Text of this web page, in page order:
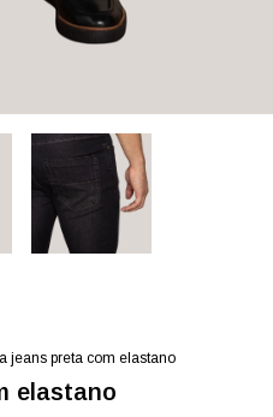
jeans preta com elastano
elastano